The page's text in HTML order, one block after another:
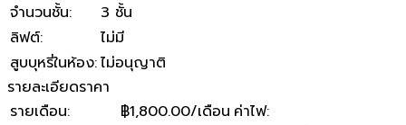
จำนวนชั้น:
3 ชั้น
ลิฟต์:
ไม่มี
สูบบุหรี่ในห้อง:ไม่อนุญาติ
รายละเอียดราคา
รายเดือน: ฿1,800.00/เดือน ค่าไฟ: